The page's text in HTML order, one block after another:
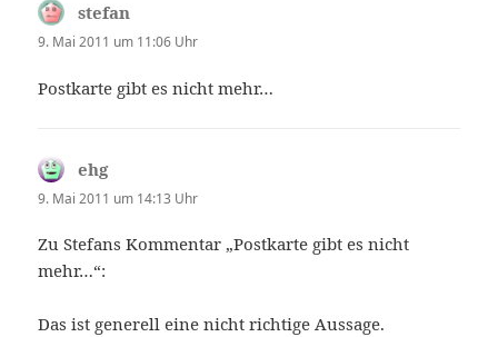
stefan
9. Mai 2011 um 11:06 Uhr
Postkarte gibt es nicht mehr…
ehgsagt:
9. Mai 2011 um 14:13 Uhr
Zu Stefans Kommentar „Postkarte gibt es nicht
mehr…“:
Das ist generell eine nicht richtige Aussage.